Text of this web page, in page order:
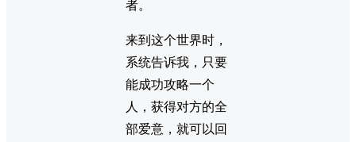
者。
来到这个世界时，
系统告诉我，只要
能成功攻略一个
人，获得对方的全
部爱意，就可以回